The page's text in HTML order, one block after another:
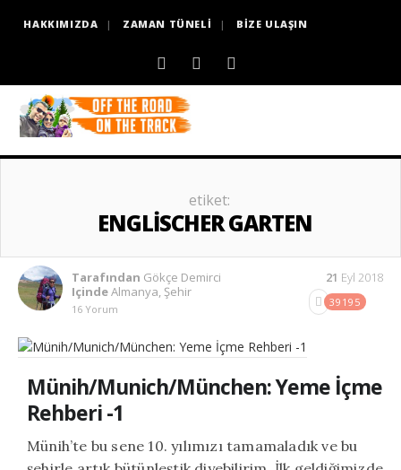
HAKKIMIZDA ZAMAN TÜNELI BIZE ULAŞIN
etiket:
ENGLISCHER GARTEN
Tarafından Gökçe Demirci
IçindeAlmanya, Şehir
16 Yorum
39195
21 Eyl 2018
Münih/Munich/München: Yeme İçme
Rehberi -1
Münih’te bu sene 10. yılımızı tamamaladık ve bu